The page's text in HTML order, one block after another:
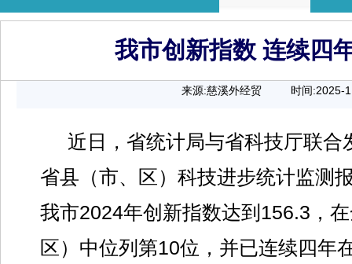
我市创新指数 连续四
来源:慈溪外经贸
时间:2025-
近日，省统计局与省科技厅联合
省县（市、区）科技进步统计监测
我市2024年创新指数达到156.3，
区）中位列第10位，并已连续四年